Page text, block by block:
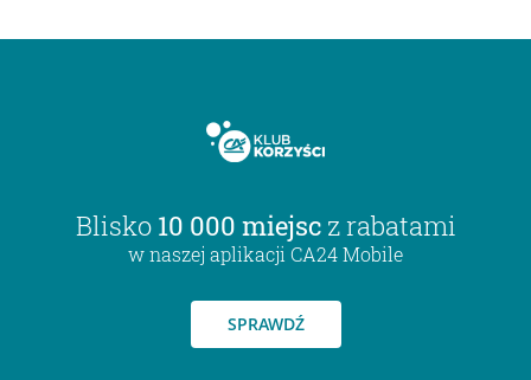
Blisko 10 000 miejsc z rabatami
w naszej aplikacji CA24 Mobile
SPRAWDŹ